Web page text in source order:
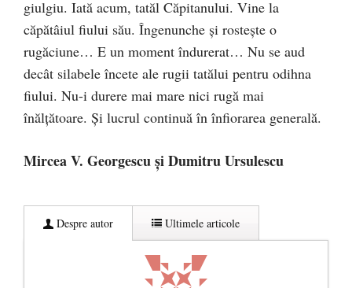
giulgiu. Iată acum, tatăl Căpitanului. Vine la
căpătâiul fiului său. Îngenunche şi rosteşte o
rugăciune… E un moment îndurerat… Nu se aud
decât silabele încete ale rugii tatălui pentru odihna
fiului. Nu-i durere mai mare nici rugă mai
înălţătoare. Şi lucrul continuă în înfiorarea generală.
Mircea V. Georgescu și Dumitru Ursulescu
Despre autor Ultimele articole